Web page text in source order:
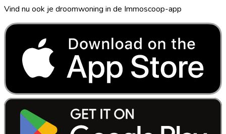
Vind nu ook je droomwoning in de Immoscoop-app